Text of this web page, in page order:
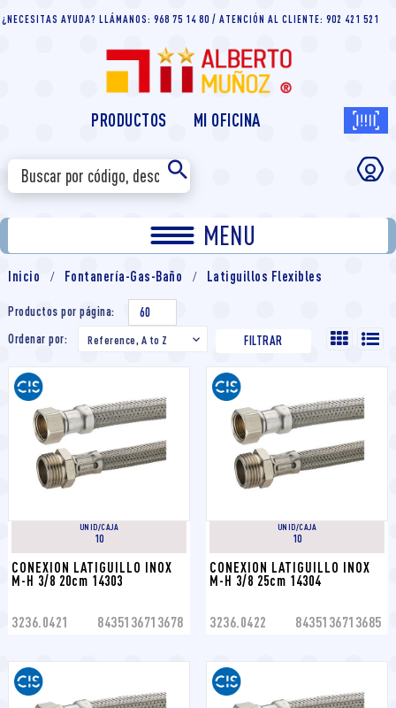
¿NECESITAS AYUDA? LLÁMANOS: 968 75 14 80 / ATENCIÓN AL CLIENTE: 902 421 521
PRODUCTOS MI OFICINA
MENU
Inicio Fontanería-Gas-Baño Latiguillos Flexibles
Productos por página:
60
Ordenar por:
Reference, A to Z  FILTRAR
UNID/CAJA
10
CONEXION LATIGUILLO INOX
M-H 3/8 20cm 14303
3236.0421 8435136713678
UNID/CAJA
10
CONEXION LATIGUILLO INOX
M-H 3/8 25cm 14304
3236.0422 8435136713685